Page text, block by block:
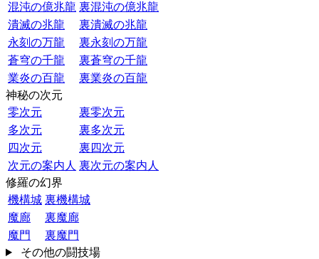
混沌の億兆龍 裏混沌の億兆龍
潰滅の兆龍
裏潰滅の兆龍
永刻の万龍
裏永刻の万龍
蒼穹の千龍
裏蒼穹の千龍
業炎の百龍
裏業炎の百龍
神秘の次元
零次元
裏零次元
多次元
裏多次元
四次元
裏四次元
次元の案内人 裏次元の案内人
修羅の幻界
機構城 裏機構城
魔廊
裏魔廊
魔門
裏魔門
その他の闘技場